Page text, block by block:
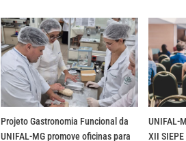
Projeto Gastronomia Funcional da
UNIFAL-MG promove oficinas para
UNIFAL-
XII